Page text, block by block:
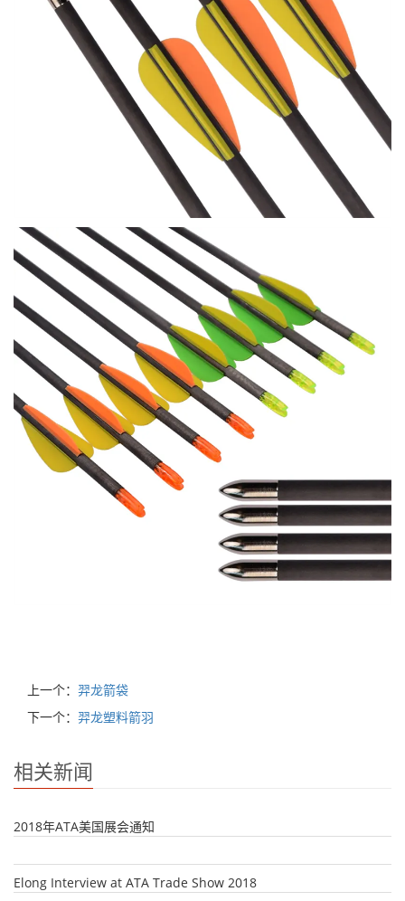
上一个： 羿龙箭袋
下一个： 羿龙塑料箭羽
相关新闻
2018年ATA美国展会通知
Elong Interview at ATA Trade Show 2018